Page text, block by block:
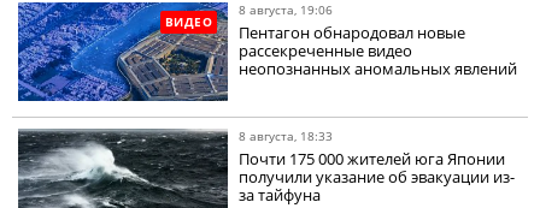
ВИДЕО
8 августа, 19:06
Пентагон обнародовал новые
рассекреченные видео
неопознанных аномальных явлений
8 августа, 18:33
Почти 175 000 жителей юга Японии
получили указание об эвакуации из-
за тайфуна